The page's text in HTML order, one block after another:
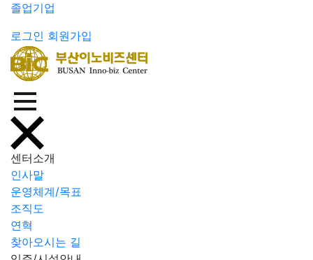
졸업기업
로그인 회원가입
센터소개
인사말
운영체계/목표
조직도
연혁
찾아오시는 길